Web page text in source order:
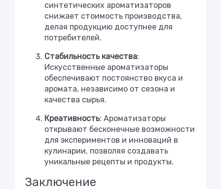
синтетических ароматизаторов
снижает стоимость производства,
делая продукцию доступнее для
потребителей.
Стабильность качества:
Искусственные ароматизаторы
обеспечивают постоянство вкуса и
аромата, независимо от сезона и
качества сырья.
Креативность: Ароматизаторы
открывают бесконечные возможности
для экспериментов и инноваций в
кулинарии, позволяя создавать
уникальные рецепты и продукты.
Заключение